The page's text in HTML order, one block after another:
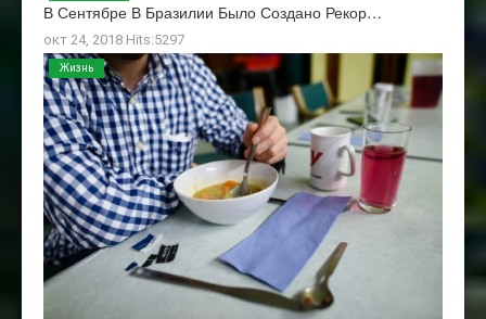
В Сентябре В Бразилии Было Создано Рекор…
окт 24, 2018 Hits:5297
Жизнь